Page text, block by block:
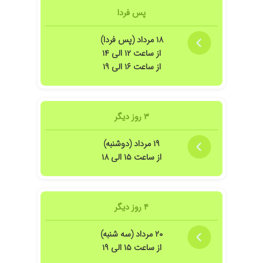
واقعا دکتر خوبی هستن
خیلی دکتر خوب و صبوری هستن. مادر و خواهر من
مشکلات تخمدان داشتن. توسط ایشون ویزیت دارو
درمانی و کاملا خوب شدن.
از نحوه دمان ایشان کاملا راضی بودم
ایشان یکی از زبده ترین دکتر زنانی است که تاکنون
دیده ام. ایشان مشکلی که دخترم در دوران کودکی
داشت و بارها به بهترین اطبا تهران مراجعه کرده
گوش میکنه وخوش اخلاقه من مشکل تنبلی
تخمدان دارم و فعلا که تحت درمان هستم
معاینه
۱۴۰۰/۱۲/۲۵
پس فردا
۱۸ مرداد (پس فردا)
از ساعت ۱۲ الی ۱۴
از ساعت ۱۶ الی ۱۹
۳ روز دیگر
۱۹ مرداد (دوشنبه)
از ساعت ۱۵ الی ۱۸
۴ روز دیگر
۲۰ مرداد (سه شنبه)
از ساعت ۱۵ الی ۱۹